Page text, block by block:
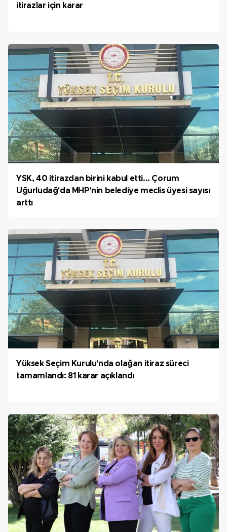
itirazlar için karar
YSK, 40 itirazdan birini kabul etti... Çorum
Uğurludağ'da MHP'nin belediye meclis üyesi sayısı
arttı
Yüksek Seçim Kurulu'nda olağan itiraz süreci
tamamlandı: 81 karar açıklandı